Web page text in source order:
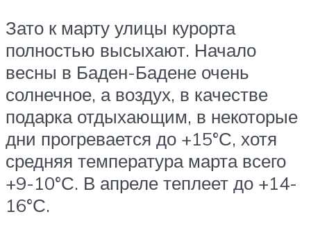
Зато к марту улицы курорта
полностью высыхают. Начало
весны в Баден-Бадене очень
солнечное, а воздух, в качестве
подарка отдыхающим, в некоторые
дни прогревается до +15°С, хотя
средняя температура марта всего
+9-10°С. В апреле теплеет до +14-
16°С.